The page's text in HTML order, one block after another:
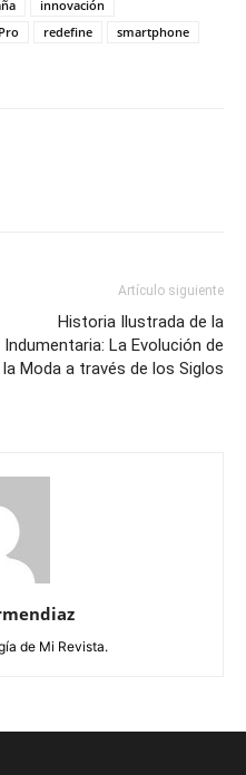
innovación
Pro redefine
smartphone
Artículo siguiente
Historia Ilustrada de la
Indumentaria: La Evolución de
la Moda a través de los Siglos
de Mi Revista.